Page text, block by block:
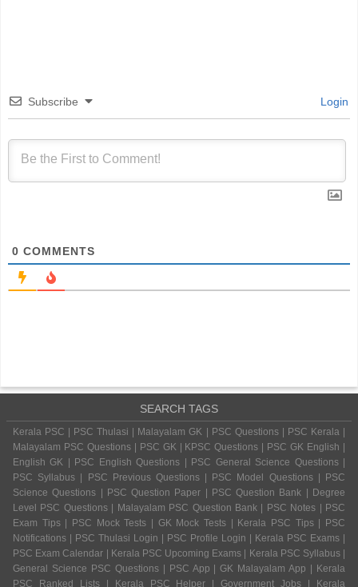
Subscribe Login
0 COMMENTS
SEARCH TAGS
Kerala PSC | PSC Thulasi | Malayalam GK | PSC Questions | PSC Kerala |
Malayalam PSC Questions | PSC GK | KPSC Questions | PSC GK English |
English GK | PSC English Questions | PSC General Science Questions |
PSC Syllabus | PSC Previous Questions | PSC Model Questions | PSC
Science Questions | PSC Question Paper | PSC Question Bank | Degree
Level PSC Questions | Malayalam PSC Question Bank | PSC Notes | PSC
Exam Tips | PSC Mock Tests | GK Mock Tests | Kerala PSC Tips | PSC
Notifications | PSC Thulasi Login | PSC Profile Login | Kerala PSC Exams |
PSC Exam Calendar | Kerala PSC Upcoming Exams | Kerala PSC Syllabus |
General Science PSC Questions | PSC App | GK Malayalam App | Kerala
PSC Ranked Lists | Kerala PSC Helper | Government Jobs | Kerala